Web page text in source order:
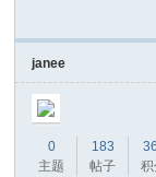
janee
0
主题
183
帖子